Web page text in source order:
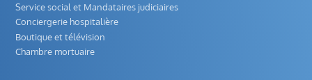
Service social et Mandataires judiciaires
Conciergerie hospitalière
Boutique et télévision
Chambre mortuaire